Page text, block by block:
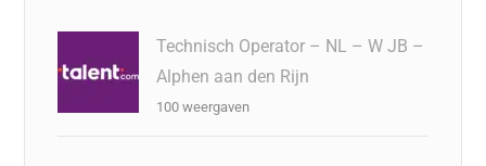
Technisch Operator – NL – W JB –
Alphen aan den Rijn
100 weergaven